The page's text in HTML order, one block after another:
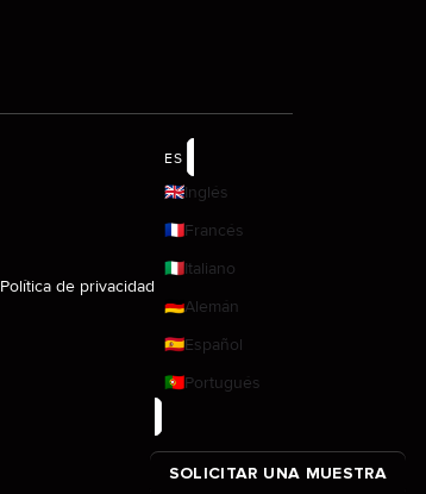
Política de privacidad
ES
🇬🇧Inglés
🇫🇷Francés
🇮🇹Italiano
🇩🇪Alemán
🇪🇸Español
🇵🇹Portugués
SOLICITAR UNA MUESTRA